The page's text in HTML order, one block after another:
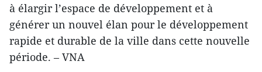
à élargir l’espace de développement et à
générer un nouvel élan pour le développement
rapide et durable de la ville dans cette nouvelle
période. – VNA